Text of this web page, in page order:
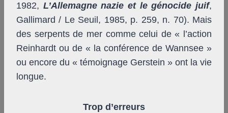
1982, L’Allemagne nazie et le génocide juif,
Gallimard / Le Seuil, 1985, p. 259, n. 70). Mais
des serpents de mer comme celui de « l’action
Reinhardt ou de « la conférence de Wannsee »
ou encore du « témoignage Gerstein » ont la vie
longue.
Trop d’erreurs